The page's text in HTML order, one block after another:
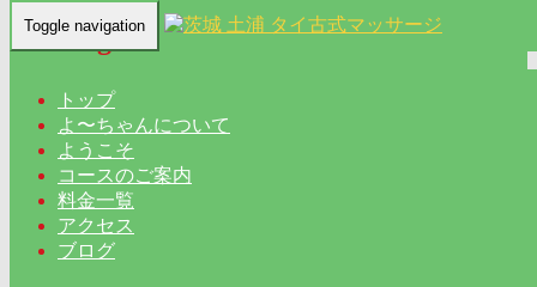
Toggle navigation
トップ
よ〜ちゃんについて
ようこそ
コースのご案内
料金一覧
アクセス
ブログ
Booking
- Boo…
Contact Us